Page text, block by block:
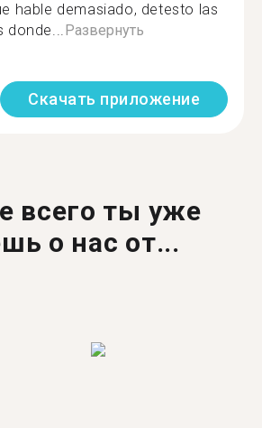
hable demasiado, detesto las
donde...Развернуть
Скачать приложение
всего ты уже
о нас от...